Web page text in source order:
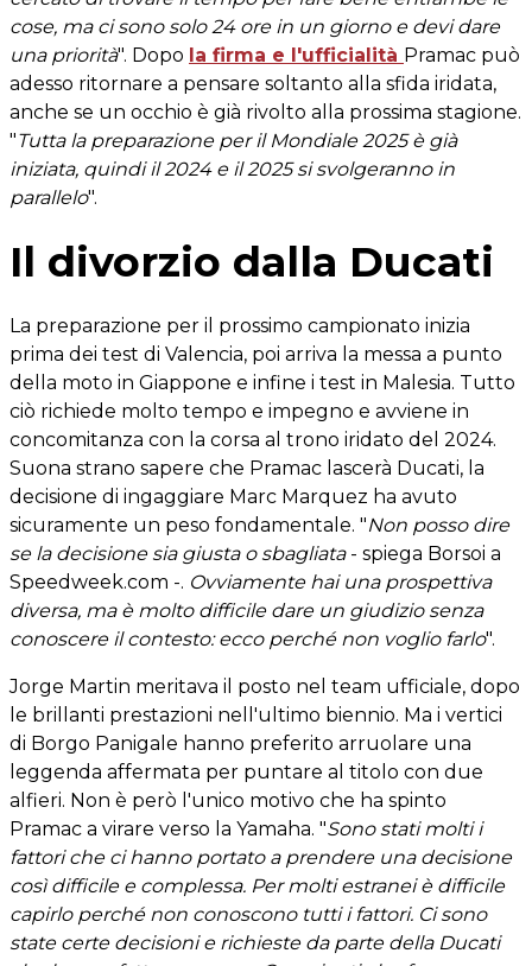
cose, ma ci sono solo 24 ore in un giorno e devi dare
una priorità". Dopo la firma e l'ufficialità Pramac può
adesso ritornare a pensare soltanto alla sfida iridata,
anche se un occhio è già rivolto alla prossima stagione.
"Tutta la preparazione per il Mondiale 2025 è già
iniziata, quindi il 2024 e il 2025 si svolgeranno in
parallelo".
Il divorzio dalla Ducati
La preparazione per il prossimo campionato inizia
prima dei test di Valencia, poi arriva la messa a punto
della moto in Giappone e infine i test in Malesia. Tutto
ciò richiede molto tempo e impegno e avviene in
concomitanza con la corsa al trono iridato del 2024.
Suona strano sapere che Pramac lascerà Ducati, la
decisione di ingaggiare Marc Marquez ha avuto
sicuramente un peso fondamentale. "Non posso dire
se la decisione sia giusta o sbagliata- spiega Borsoi a
Speedweek.com -. Ovviamente hai una prospettiva
diversa, ma è molto difficile dare un giudizio senza
conoscere il contesto: ecco perché non voglio farlo".
Jorge Martin meritava il posto nel team ufficiale, dopo
le brillanti prestazioni nell'ultimo biennio. Ma i vertici
di Borgo Panigale hanno preferito arruolare una
leggenda affermata per puntare al titolo con due
alfieri. Non è però l'unico motivo che ha spinto
Pramac a virare verso la Yamaha. "Sono stati molti i
fattori che ci hanno portato a prendere una decisione
così difficile e complessa. Per molti estranei è difficile
capirlo perché non conoscono tutti i fattori. Ci sono
state certe decisioni e richieste da parte della Ducati